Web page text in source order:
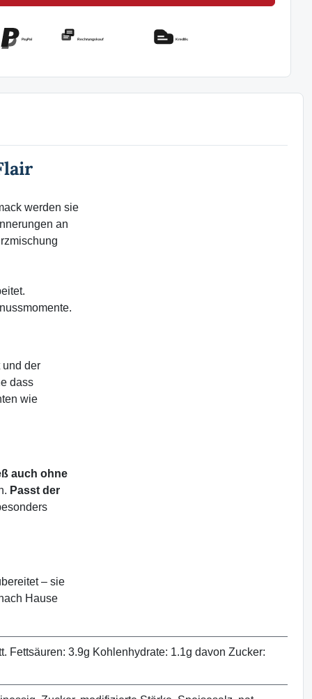
PayPal Rechnungskauf Kreditkarte
werden sie
an
und der
dass
wie
auch ohne
Passt der
– sie
Hause
Fettsäuren: 3.9g Kohlenhydrate: 1.1g davon Zucker: